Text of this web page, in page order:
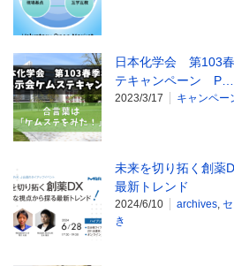
日本化学会 第103
テキャンペーン P…
2023/3/17 キャンペー
未来を切り拓く創薬
最新トレンド
2024/6/10 archives,
き